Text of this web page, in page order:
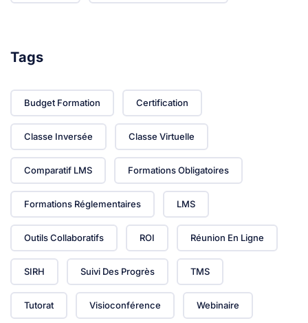
Tags
Budget Formation Certification
Classe Inversée Classe Virtuelle
Comparatif LMS Formations Obligatoires
Formations Réglementaires LMS
Outils Collaboratifs ROI Réunion En Ligne
SIRH Suivi Des Progrès TMS
Tutorat Visioconférence Webinaire